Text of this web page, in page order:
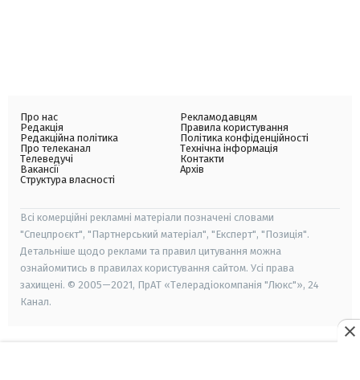
Про нас
Редакція
Редакційна політика
Про телеканал
Телеведучі
Вакансії
Структура власності
Рекламодавцям
Правила користування
Політика конфіденційності
Технічна інформація
Контакти
Архів
Всі комерційні рекламні матеріали позначені словами
"Спецпроєкт", "Партнерський матеріал", "Експерт", "Позиція".
Детальніше щодо реклами та правил цитування можна
ознайомитись в правилах користування сайтом. Усі права
захищені. © 2005—2021, ПрАТ «Телерадіокомпанія "Люкс"», 24
Канал.